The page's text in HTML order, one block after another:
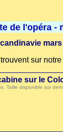
de l'opéra -
sur
sur le
Taille disponible sur